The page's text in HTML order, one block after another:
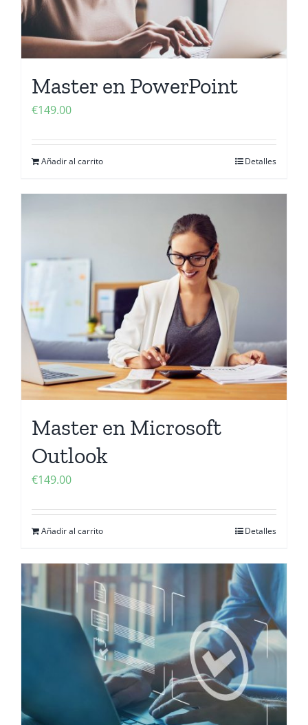
Master en PowerPoint
€149.00
Añadir al carrito Detalles
Master en Microsoft
Outlook
€149.00
Añadir al carrito Detalles